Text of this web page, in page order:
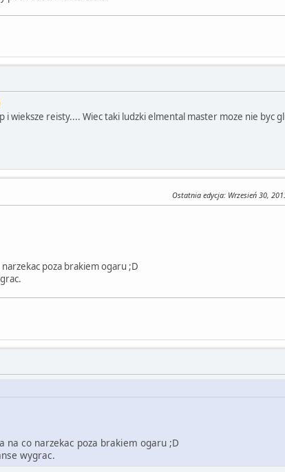
i wieksze reisty.... Wiec taki ludzki elmental master moze nie byc
Ostatnia edycja: Wrzesień 30,
poza brakiem ogaru ;D
na co narzekac poza brakiem ogaru ;D
wygrac.